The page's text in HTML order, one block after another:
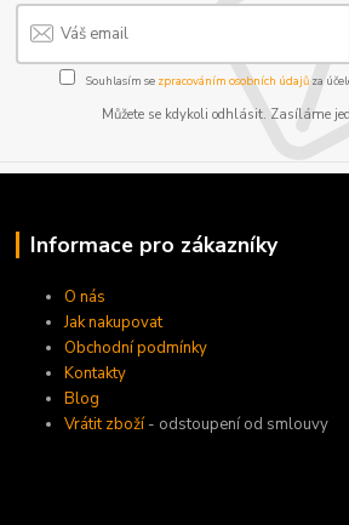
Souhlasím se zpracováním osobních údajůza
Můžete se kdykoli odhlásit. Zasíláme
Informace pro zákazníky
O nás
Jak nakupovat
Obchodní podmínky
Kontakty
Blog
Vrátit zboží- odstoupení od smlouvy